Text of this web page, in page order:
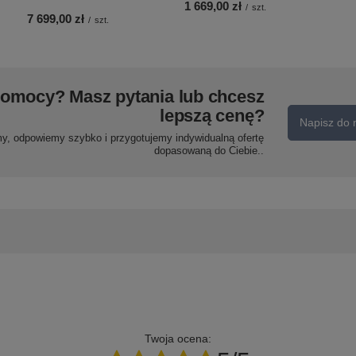
7 699,00 zł / szt.
1 669,00 zł / szt.
Masz pytania lub chcesz
lepszą cenę?
odpowiemy szybko i przygotujemy indywidualną ofertę
dopasowaną do Ciebie..
Napisz do
Twoja ocena: